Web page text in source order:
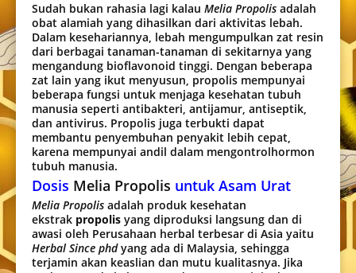
Sudah bukan rahasia lagi kalau Melia Propolis adalah
obat alamiah yang dihasilkan dari aktivitas lebah.
Dalam kesehariannya, lebah mengumpulkan zat resin
dari berbagai tanaman-tanaman di sekitarnya yang
mengandung bioflavonoid tinggi. Dengan beberapa
zat lain yang ikut menyusun, propolis mempunyai
beberapa fungsi untuk menjaga kesehatan tubuh
manusia seperti antibakteri, antijamur, antiseptik,
dan antivirus. Propolis juga terbukti dapat
membantu penyembuhan penyakit lebih cepat,
karena mempunyai andil dalam mengontrolhormon
tubuh manusia.
Dosis Melia Propolis untuk Asam Urat
Melia Propolis adalah produk kesehatan
ekstrak propolis yang diproduksi langsung dan di
awasi oleh Perusahaan herbal terbesar di Asia yaitu
Herbal Since phdyang ada di Malaysia, sehingga
terjamin akan keaslian dan mutu kualitasnya. Jika